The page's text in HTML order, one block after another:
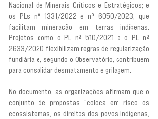
Nacional de Minerais Críticos e Estratégicos; e
os PLs nº 1331/2022 e nº 6050/2023, que
facilitam mineração em terras indígenas.
Projetos como o PL nº 510/2021 e o PL nº
2633/2020 flexibilizam regras de regularização
fundiária e, segundo o Observatório, contribuem
para consolidar desmatamento e grilagem.
No documento, as organizações afirmam que o
conjunto de propostas “coloca em risco os
ecossistemas, os direitos dos povos indígenas,